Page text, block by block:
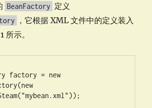
BeanFactory 定义
，它根据 XML 文件中的定义装入
所示。
factory = new